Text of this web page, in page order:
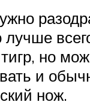
лучше
но
и
нож.